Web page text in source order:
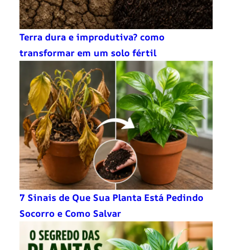
Terra dura e improdutiva? como
transformar em um solo fértil
7 Sinais de Que Sua Planta Está Pedindo
Socorro e Como Salvar